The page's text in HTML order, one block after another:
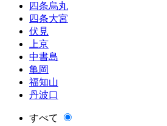
四条烏丸
四条大宮
伏見
上京
中書島
亀岡
福知山
丹波口
すべて